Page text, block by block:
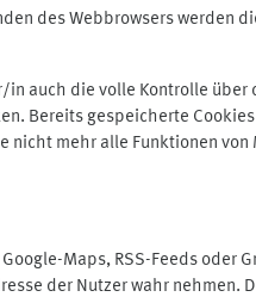
des Webbrowsers werden
auch die volle Kontrolle über
Bereits gespeicherte
nicht mehr alle Funktionen
Maps, RSS-Feeds oder
der Nutzer wahr nehmen.